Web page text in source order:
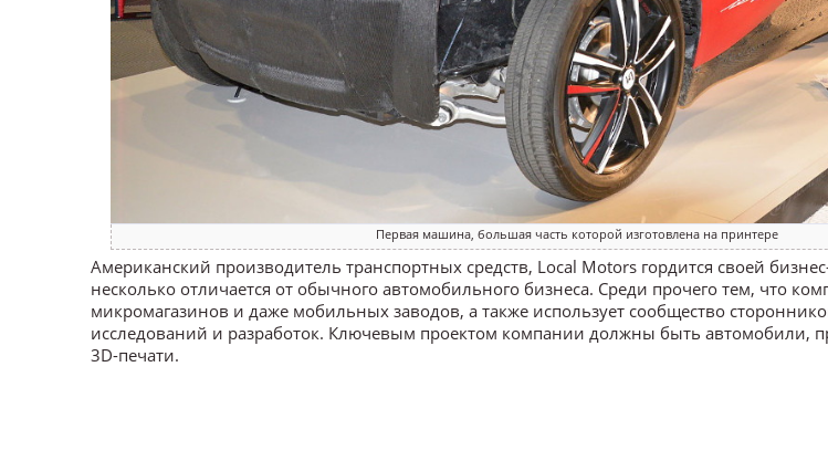
Первая машина, большая часть которой изготовлена на принтере
Американский производитель транспортных средств, Local Motors гордится своей
несколько отличается от обычного автомобильного бизнеса. Среди прочего тем, что
микромагазинов и даже мобильных заводов, а также использует сообщество
исследований и разработок. Ключевым проектом компании должны быть автомобили,
3D-печати.